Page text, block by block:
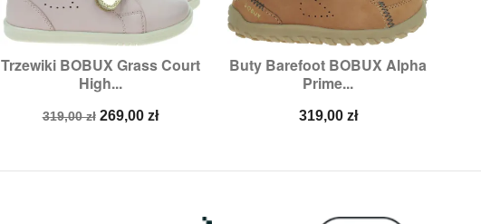
Trzewiki BOBUX Grass Court
High...
Cena
319,00 zł Cena
269,00 zł
 Szybki podgląd
Rozmiary:23,
Buty Barefoot BOBUX Alpha
Prime...
Cena
319,00 zł
Szybki podgląd
Rozmiary: